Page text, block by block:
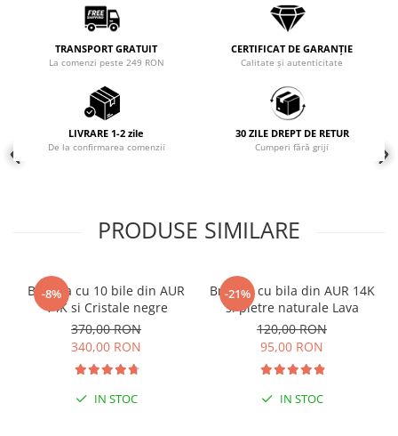
Coliere cu mărgele colorate și
Coliere cu pietre semiprețioase
TRANSPORT GRATUIT
La comenzi peste 249 RON
CERTIFICAT DE GARANȚIE
Calitate și autenticitate
LIVRARE 1-2 zile
De la confirmarea comenzii
30 ZILE DREPT DE RETUR
Cumperi fără griji
PRODUSE SIMILARE
-8%
Bratara cu 10 bile din AUR
14K si Cristale negre
370,00 RON
340,00 RON
IN STOC
-21%
Bratara cu bila din AUR 14K
si pietre naturale Lava
120,00 RON
95,00 RON
IN STOC